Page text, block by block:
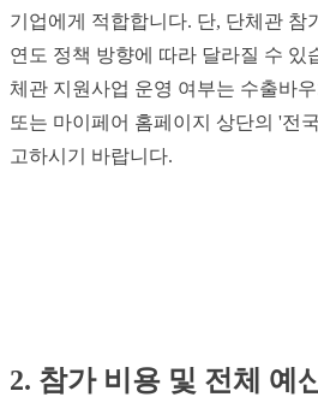
기업에게 적합합니다. 단, 단체관 참
연도 정책 방향에 따라 달라질 수 있
체관 지원사업 운영 여부는 수출바
또는 마이페어 홈페이지 상단의 '전
고하시기 바랍니다.
2. 참가 비용 및 전체 예